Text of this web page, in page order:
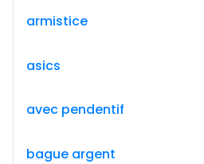
armistice
asics
avec pendentif
bague argent